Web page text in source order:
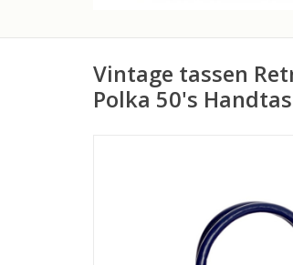
Vintage tassen
Polka 50's